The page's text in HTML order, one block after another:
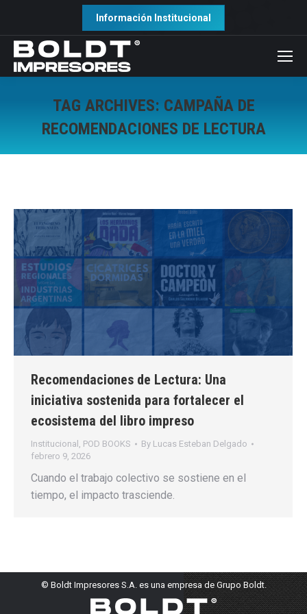
Información Institucional
TAG ARCHIVES: CAMPAÑA DE
RECOMENDACIONES DE LECTURA
Recomendaciones de Lectura: Una
iniciativa sostenida para fortalecer el
ecosistema del libro impreso
Institucional POD BOOKS By Lucas Esteban Delgado
febrero 9, 2026
Cuando el trabajo colectivo se sostiene en el
tiempo, el impacto trasciende.
© Boldt Impresores S.A. es una empresa de Grupo Boldt.